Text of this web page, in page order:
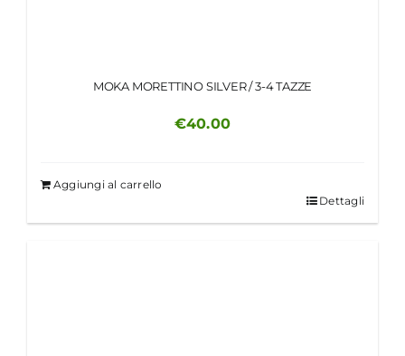
MOKA MORETTINO SILVER / 3-4 TAZZE
€40.00
Aggiungi al carrello
Dettagli